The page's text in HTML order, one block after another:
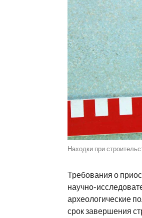
Находки при
Требования о
научно-
археологические
срок завершения